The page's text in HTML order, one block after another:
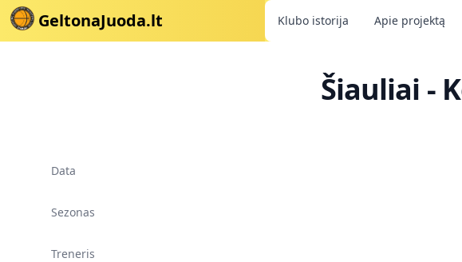
GeltonaJuoda.lt Klubo istorija Apie projektą
Šiauliai -
Data
Sezonas
Treneris